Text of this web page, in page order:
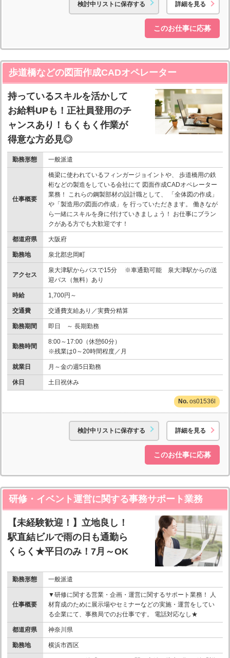
検討中リストに保存する 詳細を見る
このお仕事に応募
歩道橋などの図面作成CADオペレーター
持っているスキルを活かして
お給料UPも！正社員登用のチ
ャンスあり！もくもく作業が
得意な方必見◎
勤務形態 一般派遣
仕事概要
橋梁に使われているフィンガージョイントや、 歩道橋用の鉄
桁などの製造をしている会社にて 図面作成CADオペレーター
業務！ これらの鋼製部材の設計職として、 「全体図の作成」
や「製造用の図面の作成」を 行っていただきます。 働きなが
ら一緒にスキルを身に付けていきましょう！ お仕事にブラン
クがある方でも大歓迎です！
都道府県 大阪府
勤務地 泉北郡忠岡町
アクセス
泉大津駅からバスで15分 ※車通勤可能 泉大津駅からの送
迎バス（無料）あり
時給 1,700円～
交通費 交通費支給あり／実費分精算
勤務期間 即日 ～ 長期勤務
勤務時間
8:00～17:00（休憩60分）
※残業は0～20時間程度／月
就業日 月～金の週5日勤務
休日 土日祝休み
os01536l
検討中リストに保存する 詳細を見る
このお仕事に応募
研修・イベント運営に関する事務サポート業務
【未経験歓迎！】立地良し！
駅直結ビルで雨の日も通勤ら
くらく★平日のみ！7月～OK
勤務形態 一般派遣
仕事概要
▼研修に関する営業・企画・運営に関するサポート業務！ 人
材育成のために展示場やセミナーなどの実施・運営をしてい
る企業にて、事務局でのお仕事です。 電話対応なし★
都道府県 神奈川県
勤務地 横浜市西区